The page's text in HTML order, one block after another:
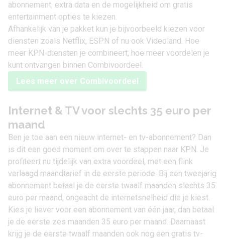
abonnement, extra data en de mogelijkheid om gratis
entertainment opties te kiezen.
Afhankelijk van je pakket kun je bijvoorbeeld kiezen voor
diensten zoals Netflix, ESPN of nu ook Videoland. Hoe
meer KPN-diensten je combineert, hoe meer voordelen je
kunt ontvangen binnen Combivoordeel.
Lees meer over Combivoordeel
Internet & TV voor slechts 35 euro per
maand
Ben je toe aan een nieuw internet- en tv-abonnement? Dan
is dit een goed moment om over te stappen naar KPN. Je
profiteert nu tijdelijk van extra voordeel, met een flink
verlaagd maandtarief in de eerste periode. Bij een tweejarig
abonnement betaal je de eerste twaalf maanden slechts 35
euro per maand, ongeacht de internetsnelheid die je kiest.
Kies je liever voor een abonnement van één jaar, dan betaal
je de eerste zes maanden 35 euro per maand. Daarnaast
krijg je de eerste twaalf maanden ook nog een gratis tv-